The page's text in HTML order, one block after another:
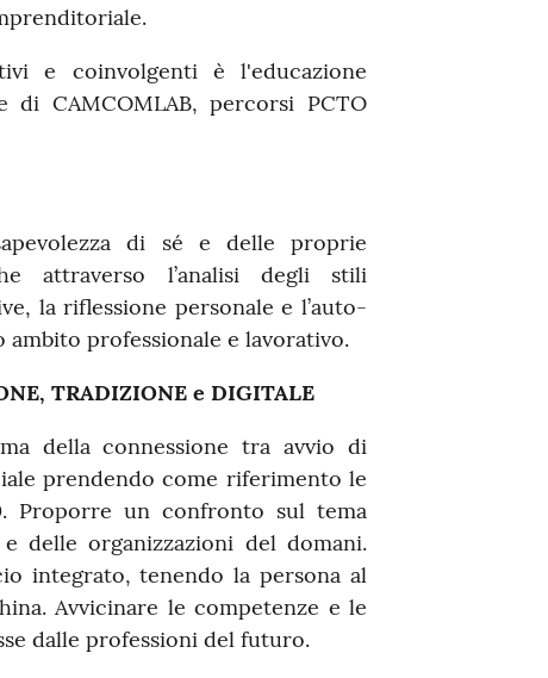
e coinvolgenti è l'educazione
CAMCOMLAB, percorsi PCTO
di sé e delle proprie
attraverso l’analisi degli stili
la riflessione personale e l’auto-
professionale e lavorativo.
TRADIZIONE e DIGITALE
della connessione tra avvio di
prendendo come riferimento le
Proporre un confronto sul tema
delle organizzazioni del domani.
integrato, tenendo la persona al
Avvicinare le competenze e le
dalle professioni del futuro.